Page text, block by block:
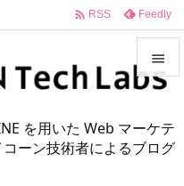
を用いた Web マーケテ
ーン技術者によるブログ



 RSS Feedly